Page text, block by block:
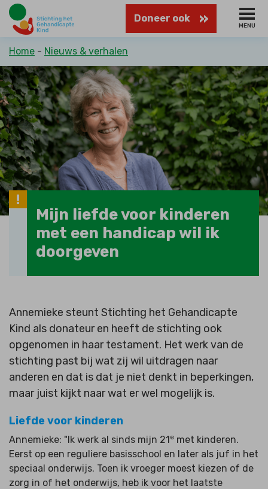
Naar
hoofdinhoud
Doneer ook
MENU
Kruimelpad
Home Nieuws & verhalen
Mijn liefde voor kinderen
met een handicap wil ik
doorgeven
Annemieke steunt Stichting het Gehandicapte
Kind als donateur en heeft de stichting ook
opgenomen in haar testament. Het werk van de
stichting past bij wat zij wil uitdragen naar
anderen en dat is dat je niet denkt in beperkingen,
maar juist kijkt naar wat er wel mogelijk is.
Liefde voor kinderen
Annemieke: "Ik werk al sinds mijn 21e met kinderen.
Eerst op een reguliere basisschool en later als juf in het
speciaal onderwijs. Toen ik vroeger moest kiezen of de
zorg in of het onderwijs, heb ik voor het laatste